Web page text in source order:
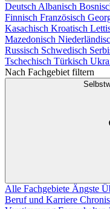
Deutsch Albanisch
Finnisch Französisch
Kasachisch Kroatisch
Mazedonisch
Russisch Schwedisch
Tschechisch Türkisch
Nach Fachgebiet filtern
Alle Fachgebiete Ängste
Beruf und Karriere